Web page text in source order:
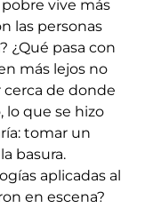
vive más
las personas
¿Qué pasa con
más lejos no
de donde
lo que se hizo
tomar un
basura.
aplicadas al
en escena?